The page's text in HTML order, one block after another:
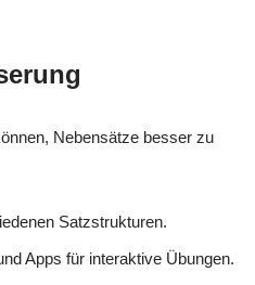
Nebensätze besser zu
Satzstrukturen.
Apps für interaktive Übungen.